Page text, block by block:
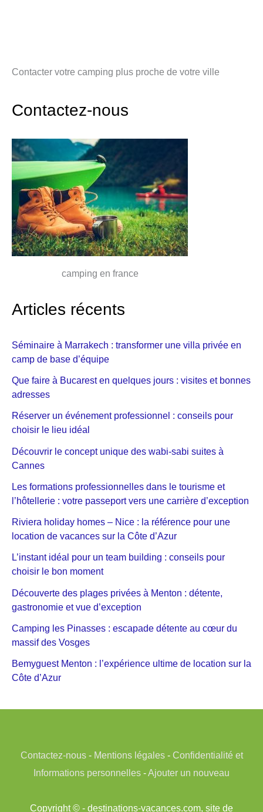
Contacter votre camping plus proche de votre ville
Contactez-nous
camping en france
Articles récents
Séminaire à Marrakech : transformer une villa privée en
camp de base d’équipe
Que faire à Bucarest en quelques jours : visites et bonnes
adresses
Réserver un événement professionnel : conseils pour
choisir le lieu idéal
Découvrir le concept unique des wabi-sabi suites à
Cannes
Les formations professionnelles dans le tourisme et
l’hôtellerie : votre passeport vers une carrière d’exception
Riviera holiday homes – Nice : la référence pour une
location de vacances sur la Côte d’Azur
L’instant idéal pour un team building : conseils pour
choisir le bon moment
Découverte des plages privées à Menton : détente,
gastronomie et vue d’exception
Camping les Pinasses : escapade détente au cœur du
massif des Vosges
Bemyguest Menton : l’expérience ultime de location sur la
Côte d’Azur
Contactez-nous- Mentions légales- Confidentialité et
Informations personnelles -Ajouter un nouveau
Copyright © - destinations-vacances.com, site de